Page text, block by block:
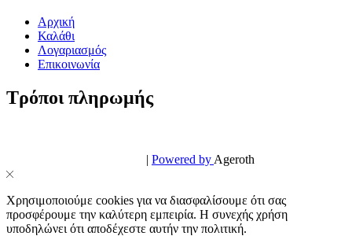
Αρχική
Καλάθι
Λογαριασμός
Επικοινωνία
Τρόποι πληρωμής
| Powered by Ageroth
Χρησιμοποιούμε cookies για να διασφαλίσουμε ότι σας
προσφέρουμε την καλύτερη εμπειρία. Η συνεχής χρήση
υποδηλώνει ότι αποδέχεστε αυτήν την πολιτική.